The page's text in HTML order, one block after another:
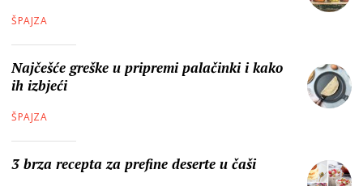
ŠPAJZA
Najčešće greške u pripremi palačinki i kako
ih izbjeći
ŠPAJZA
3 brza recepta za prefine deserte u čaši